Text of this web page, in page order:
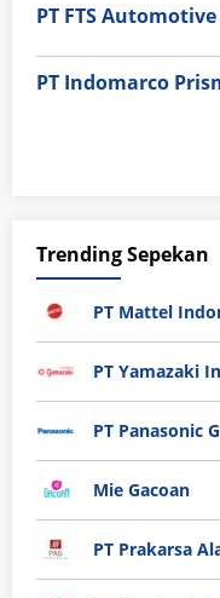
PT FTS
Trending Sepekan
PT Mattel
PT Yamazaki
PT Panasonic
Mie Gacoan
PT Prakarsa